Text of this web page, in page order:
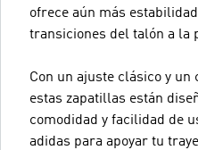
ofrece aún más
transiciones del talón a la
Con un ajuste clásico y
estas zapatillas están
comodidad y facilidad de
adidas para apoyar tu